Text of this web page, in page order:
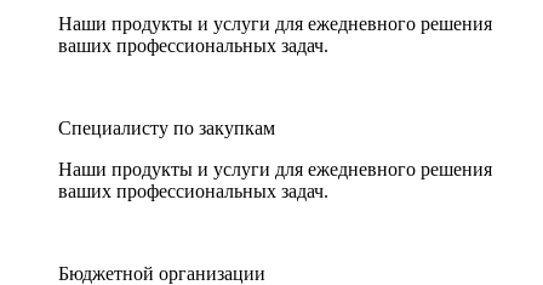
Наши продукты и услуги для ежедневного решения
ваших профессиональных задач.
Специалисту по закупкам
Наши продукты и услуги для ежедневного решения
ваших профессиональных задач.
Бюджетной организации